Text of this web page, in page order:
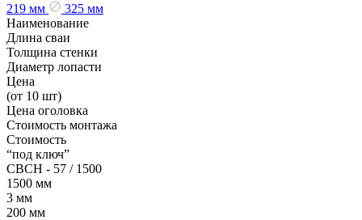
219 мм
325 мм
Наименование
Длина сваи
Толщина стенки
Диаметр лопасти
Цена
(от 10 шт)
Цена оголовка
Стоимость монтажа
Стоимость
“под ключ”
СВСН - 57 / 1500
1500 мм
3 мм
200 мм